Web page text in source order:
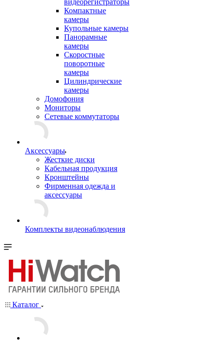
видеорегистраторы
Компактные
камеры
Купольные камеры
Панорамные
камеры
Скоростные
поворотные
камеры
Цилиндрические
камеры
Домофония
Мониторы
Сетевые коммутаторы
Аксессуары
Жесткие диски
Кабельная продукция
Кронштейны
Фирменная одежда и
аксессуары
Комплекты видеонаблюдения
Каталог